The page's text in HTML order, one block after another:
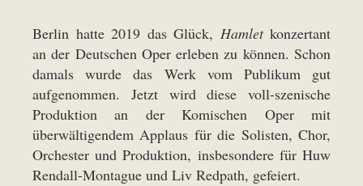
Berlin hatte 2019 das Glück, Hamletkonzertant
an der Deutschen Oper erleben zu können. Schon
damals wurde das Werk vom Publikum gut
aufgenommen. Jetzt wird diese voll-szenische
Produktion an der Komischen Oper mit
überwältigendem Applaus für die Solisten, Chor,
Orchester und Produktion, insbesondere für Huw
Rendall-Montague und Liv Redpath, gefeiert.